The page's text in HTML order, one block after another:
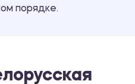
порядке.